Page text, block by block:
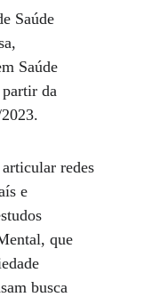
Saúde
Saúde
da
redes
e
que
busca